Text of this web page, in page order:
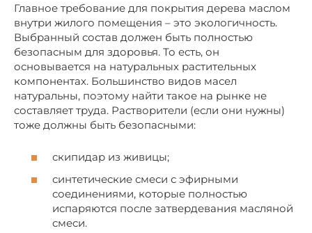
Главное требование для покрытия дерева маслом
внутри жилого помещения – это экологичность.
Выбранный состав должен быть полностью
безопасным для здоровья. То есть, он
основывается на натуральных растительных
компонентах. Большинство видов масел
натуральны, поэтому найти такое на рынке не
составляет труда. Растворители (если они нужны)
тоже должны быть безопасными:
скипидар из живицы;
синтетические смеси с эфирными
соединениями, которые полностью
испаряются после затвердевания масляной
смеси.